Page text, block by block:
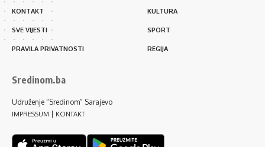
KONTAKT
SVE VIJESTI
PRAVILA PRIVATNOSTI
KULTURA
SPORT
REGIJA
Sredinom.ba
Udruženje “Sredinom” Sarajevo
IMPRESSUM KONTAKT